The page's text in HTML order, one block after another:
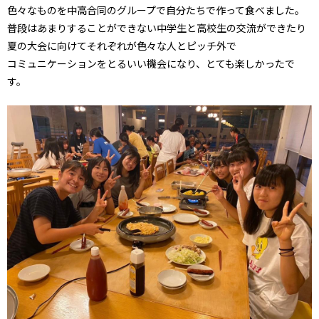
色々なものを中高合同のグループで自分たちで作って食べました。
普段はあまりすることができない中学生と高校生の交流ができたり
夏の大会に向けてそれぞれが色々な人とピッチ外で
コミュニケーションをとるいい機会になり、とても楽しかったで
す。